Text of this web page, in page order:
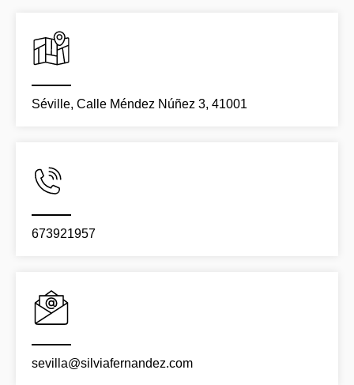
Séville, Calle Méndez Núñez 3, 41001
673921957
sevilla@silviafernandez.com